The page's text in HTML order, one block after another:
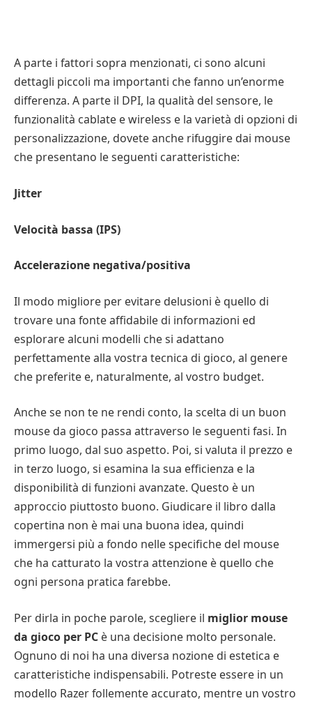
A parte i fattori sopra menzionati, ci sono alcuni
dettagli piccoli ma importanti che fanno un’enorme
differenza. A parte il DPI, la qualità del sensore, le
funzionalità cablate e wireless e la varietà di opzioni di
personalizzazione, dovete anche rifuggire dai mouse
che presentano le seguenti caratteristiche:
Jitter
Velocità bassa (IPS)
Accelerazione negativa/positiva
Il modo migliore per evitare delusioni è quello di
trovare una fonte affidabile di informazioni ed
esplorare alcuni modelli che si adattano
perfettamente alla vostra tecnica di gioco, al genere
che preferite e, naturalmente, al vostro budget.
Anche se non te ne rendi conto, la scelta di un buon
mouse da gioco passa attraverso le seguenti fasi. In
primo luogo, dal suo aspetto. Poi, si valuta il prezzo e
in terzo luogo, si esamina la sua efficienza e la
disponibilità di funzioni avanzate. Questo è un
approccio piuttosto buono. Giudicare il libro dalla
copertina non è mai una buona idea, quindi
immergersi più a fondo nelle specifiche del mouse
che ha catturato la vostra attenzione è quello che
ogni persona pratica farebbe.
Per dirla in poche parole, scegliere il miglior mouse
da gioco per PC è una decisione molto personale.
Ognuno di noi ha una diversa nozione di estetica e
caratteristiche indispensabili. Potreste essere in un
modello Razer follemente accurato, mentre un vostro